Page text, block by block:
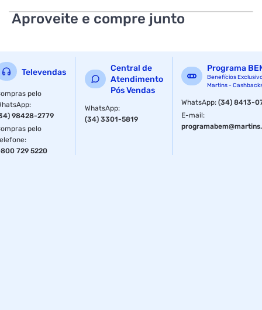
Aproveite e compre junto
Televendas
pelo
:
98428-2779
pelo
:
729 5220
Central de
Atendimento
Pós Vendas
WhatsApp:
(34) 3301-5819
Programa
Benefícios
Martins -
WhatsApp:(34) 8413-
E-mail: